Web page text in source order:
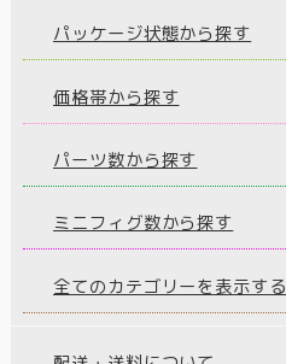
パッケージ状態から探す
価格帯から探す
パーツ数から探す
ミニフィグ数から探す
全てのカテゴリーを表示する